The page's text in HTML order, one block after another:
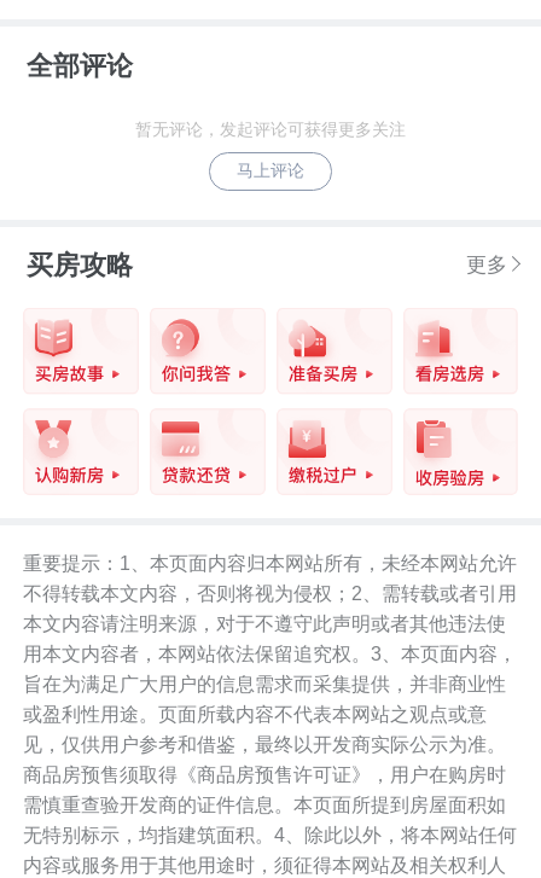
全部评论
暂无评论，发起评论可获得更多关注
马上评论
买房攻略 更多
重要提示：1、本页面内容归本网站所有，未经本网站允许
不得转载本文内容，否则将视为侵权；2、需转载或者引用
本文内容请注明来源，对于不遵守此声明或者其他违法使
用本文内容者，本网站依法保留追究权。3、本页面内容，
旨在为满足广大用户的信息需求而采集提供，并非商业性
或盈利性用途。页面所载内容不代表本网站之观点或意
见，仅供用户参考和借鉴，最终以开发商实际公示为准。
商品房预售须取得《商品房预售许可证》，用户在购房时
需慎重查验开发商的证件信息。本页面所提到房屋面积如
无特别标示，均指建筑面积。4、除此以外，将本网站任何
内容或服务用于其他用途时，须征得本网站及相关权利人